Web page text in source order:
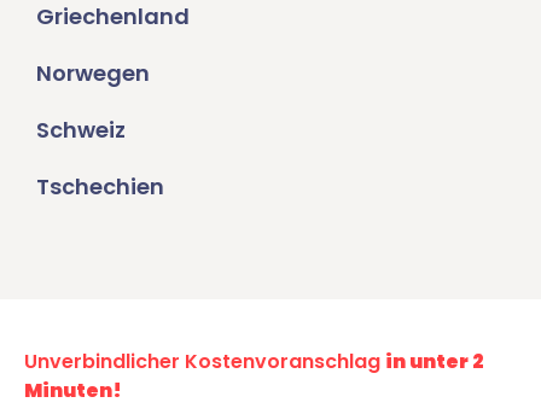
Griechenland
Norwegen
Schweiz
Tschechien
Unverbindlicher Kostenvoranschlag in unter 2
Minuten!